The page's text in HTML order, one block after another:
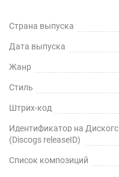
Страна выпуска
Дата выпуска
Жанр
Стиль
Штрих-код
Идентификатор на Дискогс
(Discogs releaseID)
Список композиций